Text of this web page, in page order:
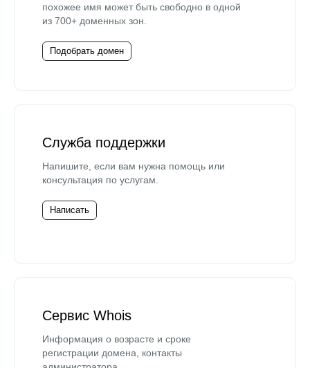
похожее имя может быть свободно в одной
из 700+ доменных зон.
Подобрать домен
Служба поддержки
Напишите, если вам нужна помощь или
консультация по услугам.
Написать
Сервис Whois
Информация о возрасте и сроке
регистрации домена, контакты